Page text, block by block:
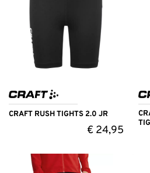
CRAFT RUSH TIGHTS 2.0 JR
€24,95